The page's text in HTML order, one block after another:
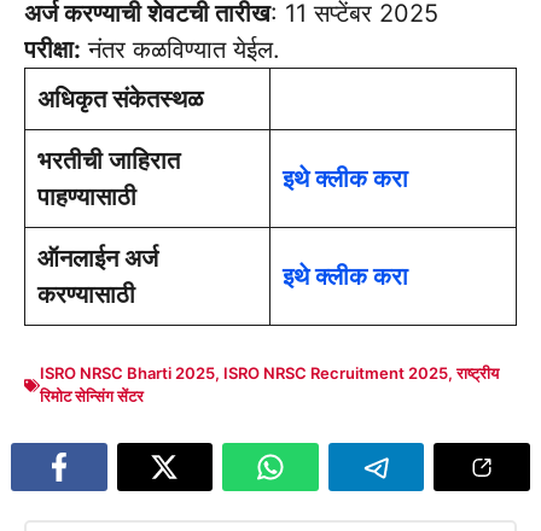
अर्ज करण्याची शेवटची तारीख: 11 सप्टेंबर 2025
परीक्षा: नंतर कळविण्यात येईल.
अधिकृत संकेतस्थळ
भरतीची जाहिरात
पाहण्यासाठी
इथे क्लीक करा
ऑनलाईन अर्ज
करण्यासाठी
इथे क्लीक करा
ISRO NRSC Bharti 2025, ISRO NRSC Recruitment 2025,राष्ट्रीय
रिमोट सेन्सिंग सेंटर